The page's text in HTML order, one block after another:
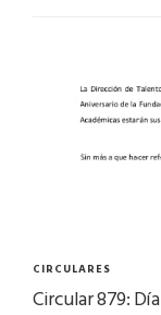
CIRCULARES
Circular 879: